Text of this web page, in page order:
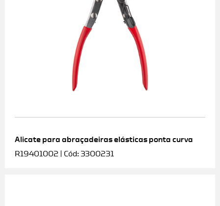
Alicate para abraçadeiras elásticas ponta curva
R19401002 | Cód: 3300231